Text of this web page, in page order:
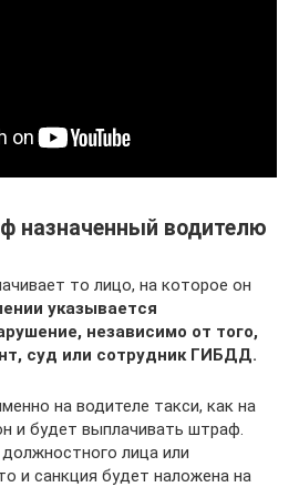
назначенный водителю
то лицо, на которое он
указывается
независимо от того,
суд или сотрудник ГИБДД.
на водителе такси, как на
и будет выплачивать штраф.
лица или
и санкция будет наложена на